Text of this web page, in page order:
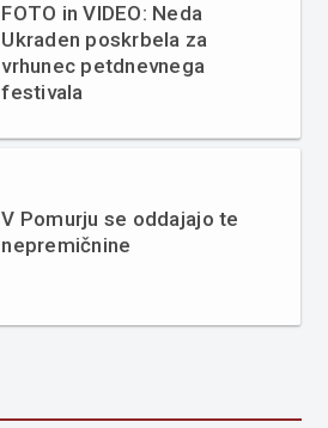
FOTO in VIDEO: Neda
Ukraden poskrbela za
vrhunec petdnevnega
festivala
V Pomurju se oddajajo te
nepremičnine